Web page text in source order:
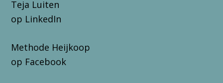
Teja Luiten
op LinkedIn
Methode Heijkoop
op Facebook